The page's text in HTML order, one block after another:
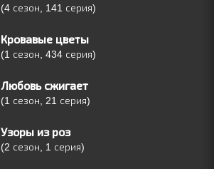
(4 сезон, 141 серия)
Кровавые цветы
(1 сезон, 434 серия)
Любовь сжигает
(1 сезон, 21 серия)
Узоры из роз
(2 сезон, 1 серия)